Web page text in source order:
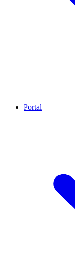
Portal